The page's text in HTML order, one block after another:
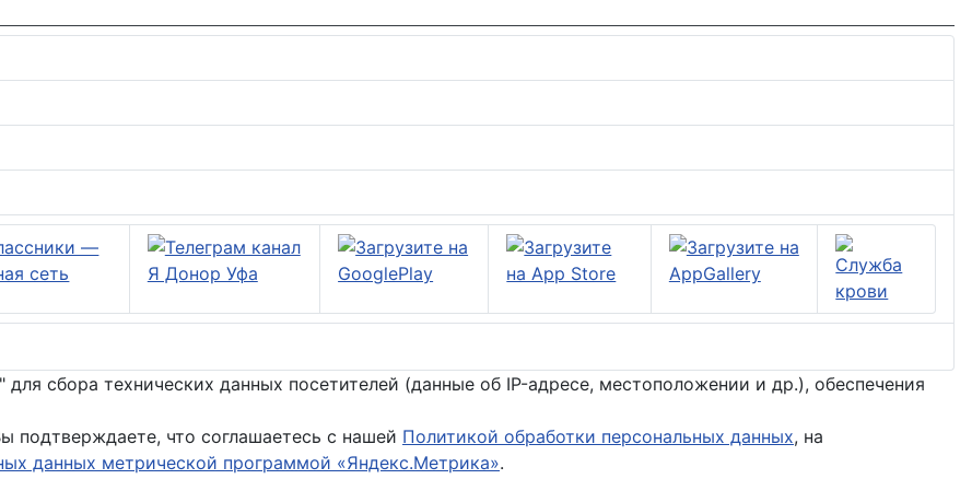
сбора технических данных посетителей (данные об IP-адресе, местоположении и др.), обеспечения
подтверждаете, что соглашаетесь с нашей Политикой обработки персональных данных, на
данных метрической программой «Яндекс.Метрика».